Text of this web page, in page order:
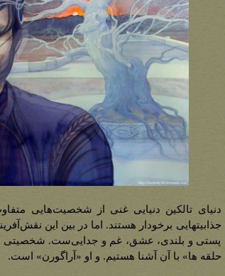
دنیای تالکین دنیایی غنی از شخصیت‌هایی
جذابیتهایی برخودار هستند. اما در بین این
پستی و بلندی، عشق، غم و جدایی‌ست. شخصیتی
حلقه ها» با آن آشنا هستیم. و او «آراگورن» است.